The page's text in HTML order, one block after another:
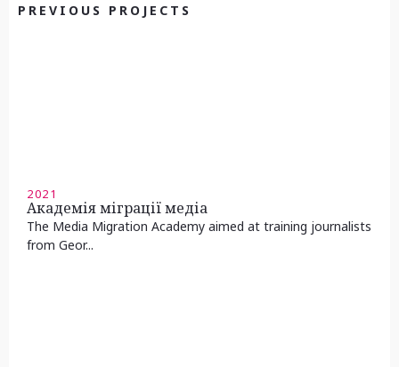
PREVIOUS PROJECTS
2021
Академія міграції медіа
The Media Migration Academy aimed at training journalists
from Geor...